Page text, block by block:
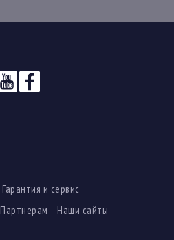
Гарантия и сервис
Партнерам
Наши сайты